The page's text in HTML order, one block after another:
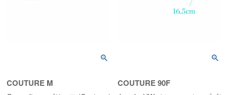
COUTURE M COUTURE 90F